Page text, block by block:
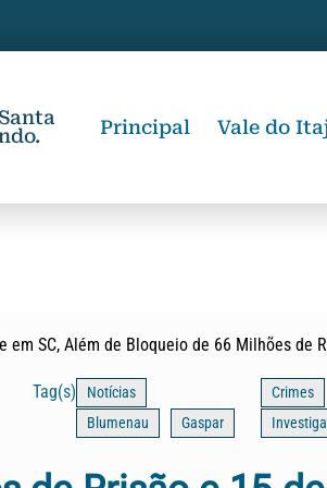
Principal Vale do
em SC, Além de Bloqueio de 66 Milhões de
Tag(s)
Notícias
Blumenau
Gaspar
Crimes